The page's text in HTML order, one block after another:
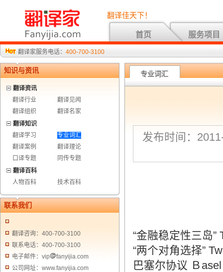
翻译佳天下！
首页 服务项目
翻译家服务电话： 400-700-3100
知识与资讯
翻译资讯
翻译行业
翻译见闻
翻译组织
翻译名家
翻译知识
翻译学习
专业词汇
翻译案例
翻译理论
口译专题
同传专题
翻译百科
人物百科
技术百科
联系我们
翻译咨询：400-700-3100
联系电话：400-700-3100
电子邮件：vip
fanyijia.com
公司网址：www.fanyijia.com
专业词汇
发布时间：
“金融稳定性三岛
“两个对角选择”
巴塞尔协议 Ｂ